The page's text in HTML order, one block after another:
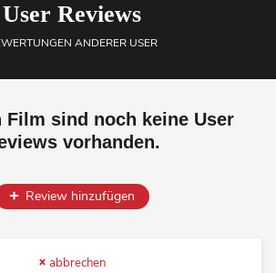
User Reviews
ANDERER USER
Film sind noch keine User
vorhanden.
Review hinzufügen
abbrechen